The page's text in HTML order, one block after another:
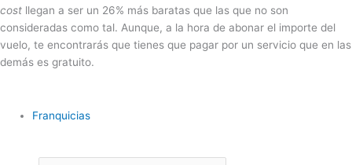
cost llegan a ser un 26% más baratas que las que no son
consideradas como tal. Aunque, a la hora de abonar el importe del
vuelo, te encontrarás que tienes que pagar por un servicio que en las
demás es gratuito.
Franquicias